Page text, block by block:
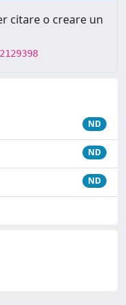
citare o creare un
ND
ND
ND